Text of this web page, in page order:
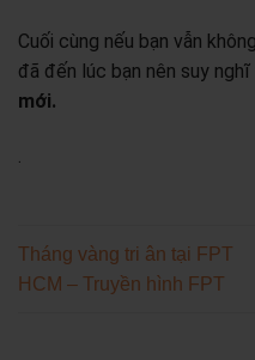
Cuối cùng nếu bạn vẫn
đã đến lúc bạn nên suy
mới.
.
Tháng vàng tri ân tại FPT
HCM – Truyền hình FPT